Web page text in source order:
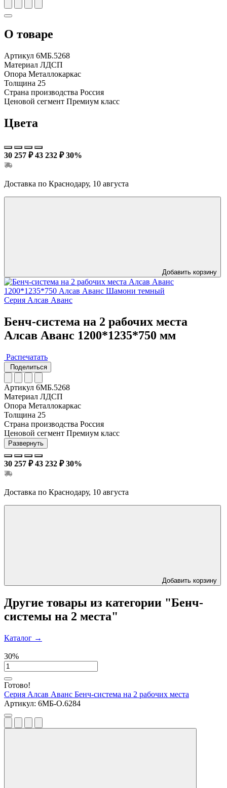
О товаре
Артикул 6МБ.5268
Материал ЛДСП
Опора Металлокаркас
Толщина 25
Страна производства Россия
Ценовой сегмент Премиум класс
Цвета
30 257 ₽ 43 232 ₽ 30%
Доставка по Краснодару, 10 августа
Добавить корзину
Серия Алсав Аванс
Бенч-система на 2 рабочих места
Алсав Аванс 1200*1235*750 мм
Распечатать
Поделиться
Артикул 6МБ.5268
Материал ЛДСП
Опора Металлокаркас
Толщина 25
Страна производства Россия
Ценовой сегмент Премиум класс
Развернуть
30 257 ₽ 43 232 ₽ 30%
Доставка по Краснодару, 10 августа
Добавить корзину
Другие товары из категории "Бенч-
системы на 2 места"
Каталог →
30%
Готово!
Серия Алсав Аванс Бенч-система на 2 рабочих места
Артикул: 6МБ-О.6284